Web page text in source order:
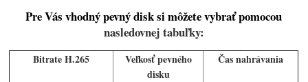
Pre Vás vhodný pevný disk si môžete vybrať pomocou
nasledovnej tabuľky:
Bitrate H.265
Veľkosť pevného
disku
Čas nahrávania